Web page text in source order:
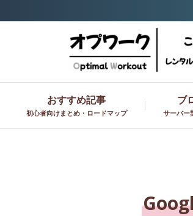
おすすめ記事
初心者向けまとめ・ロードマップ
ブ
サーバー